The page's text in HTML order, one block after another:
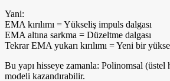
Yani:
EMA kırılımı = Yükseliş impuls dalgası
EMA altına sarkma = Düzeltme dalgası
Tekrar EMA yukarı kırılımı = Yeni bir
Bu yapı hisseye zamanla: Polinomsal (üstel
modeli kazandırabilir.